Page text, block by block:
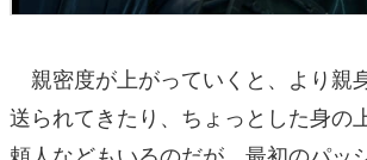
親密度が上がっていくと、より親
送られてきたり、ちょっとした身の